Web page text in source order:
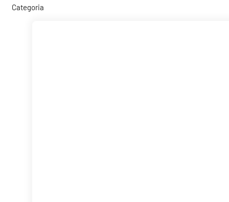
Categoria